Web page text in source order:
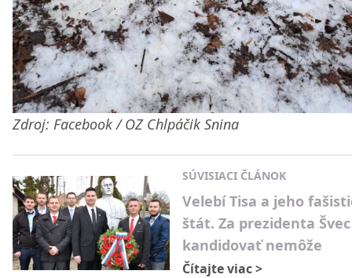
Zdroj: Facebook / OZ Chlpáčik Snina
SÚVISIACI ČLÁNOK
Velebí Tisa a jeho
štát. Za prezidenta Švec
kandidovať nemôže
Čítajte viac>